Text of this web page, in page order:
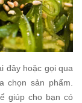
đây hoặc gọi qua
sản phẩm.
giúp cho bạn có